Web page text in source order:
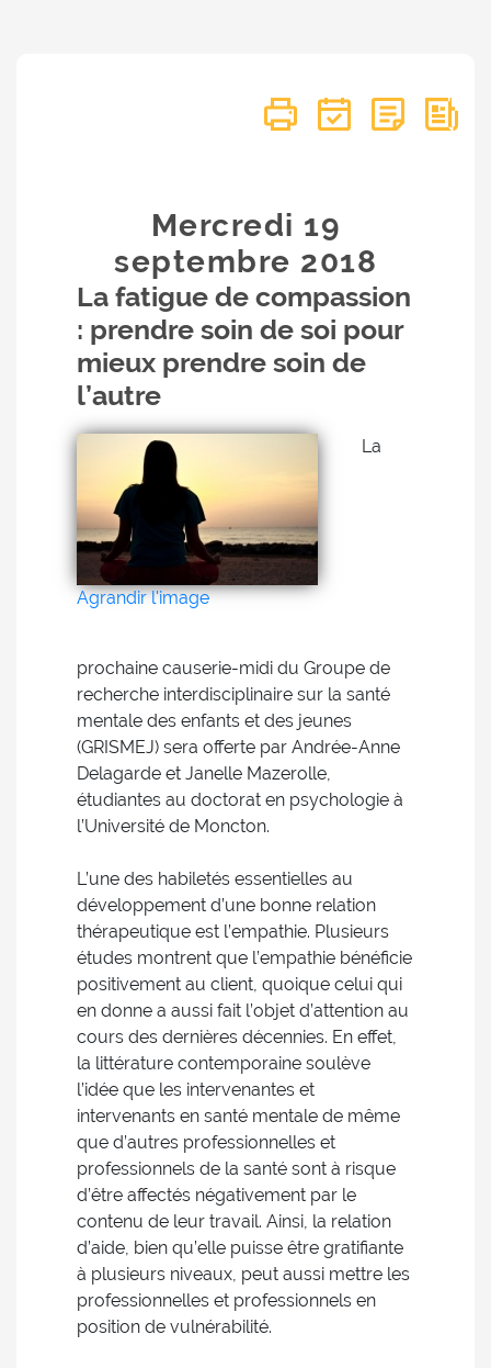
Mercredi 19
septembre 2018
La fatigue de compassion
: prendre soin de soi pour
mieux prendre soin de
l’autre
Agrandir l'image
La
prochaine causerie-midi du Groupe de
recherche interdisciplinaire sur la santé
mentale des enfants et des jeunes
(GRISMEJ) sera offerte par Andrée-Anne
Delagarde et Janelle Mazerolle,
étudiantes au doctorat en psychologie à
l’Université de Moncton.
L’une des habiletés essentielles au
développement d’une bonne relation
thérapeutique est l’empathie. Plusieurs
études montrent que l’empathie bénéficie
positivement au client, quoique celui qui
en donne a aussi fait l’objet d’attention au
cours des dernières décennies. En effet,
la littérature contemporaine soulève
l’idée que les intervenantes et
intervenants en santé mentale de même
que d’autres professionnelles et
professionnels de la santé sont à risque
d’être affectés négativement par le
contenu de leur travail. Ainsi, la relation
d’aide, bien qu’elle puisse être gratifiante
à plusieurs niveaux, peut aussi mettre les
professionnelles et professionnels en
position de vulnérabilité.